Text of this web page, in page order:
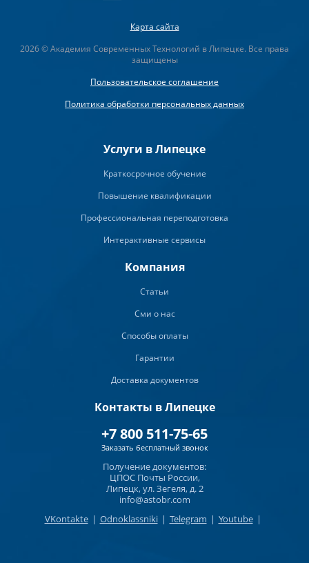
Карта сайта
2026 © Академия Современных Технологий в Липецке. Все права
защищены
Пользовательское соглашение
Политика обработки персональных данных
Услуги в Липецке
Краткосрочное обучение
Повышение квалификации
Профессиональная переподготовка
Интерактивные сервисы
Компания
Статьи
Сми о нас
Способы оплаты
Гарантии
Доставка документов
Контакты в Липецке
+7 800 511-75-65
Заказать бесплатный звонок
Получение документов:
ЦПОС Почты России,
Липецк, ул. Зегеля, д. 2
info@astobr.com
VKontakte | Odnoklassniki | Telegram | Youtube |